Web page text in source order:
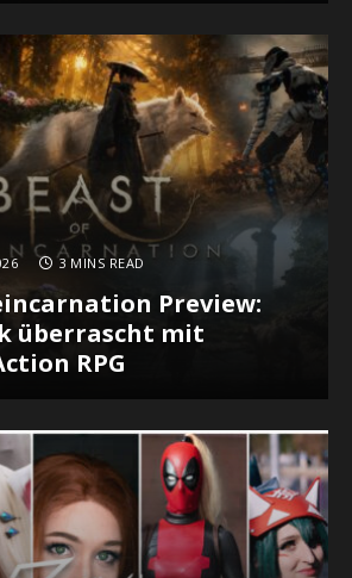
3 MINS READ
Preview:
überrascht mit
RPG